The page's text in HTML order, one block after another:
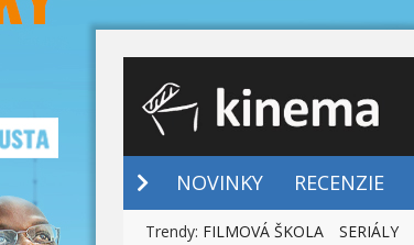
NOVINKY RECENZIE
Trendy: FILMOVÁ ŠKOLA SERIÁLY